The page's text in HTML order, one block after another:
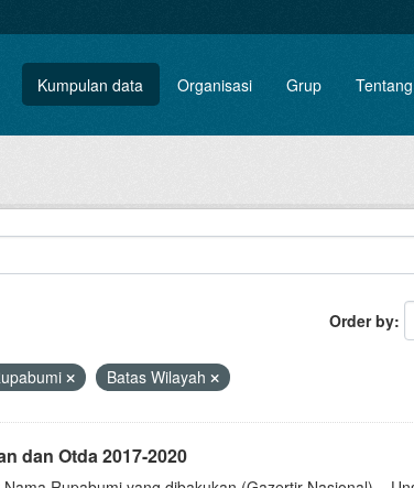
Kumpulan data Organisasi Grup Tentang
Order by
Batas Wilayah
dan Otda 2017-2020